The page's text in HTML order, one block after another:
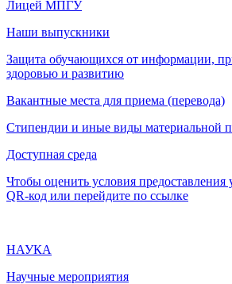
Лицей МПГУ
Наши выпускники
Защита обучающихся от информации,
здоровью и развитию
Вакантные места для приема (перевода)
Стипендии и иные виды материальной
Доступная среда
Чтобы оценить условия предоставления
QR-код или перейдите по ссылке
НАУКА
Научные мероприятия